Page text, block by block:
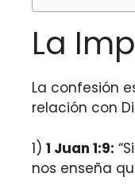
La
La confesión
relación con
1) 1 Juan 1:9:
nos enseña